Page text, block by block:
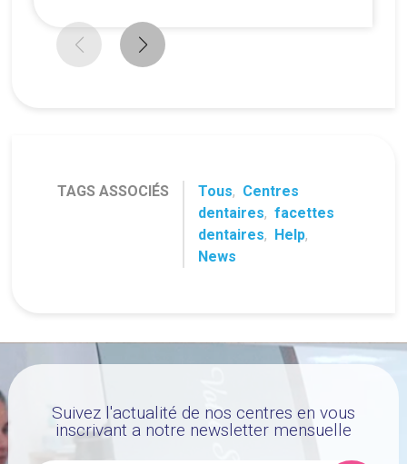
TAGS ASSOCIÉS Tous, Centres
dentaires, facettes
dentaires, Help,
News
Suivez l'actualité de nos centres en vous
inscrivant a notre newsletter mensuelle